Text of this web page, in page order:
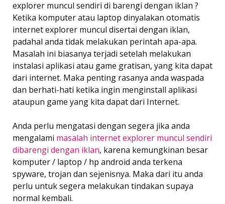
explorer muncul sendiri di barengi dengan iklan ?
Ketika komputer atau laptop dinyalakan otomatis
internet explorer muncul disertai dengan iklan,
padahal anda tidak melakukan perintah apa-apa.
Masalah ini biasanya terjadi setelah melakukan
instalasi aplikasi atau game gratisan, yang kita dapat
dari internet. Maka penting rasanya anda waspada
dan berhati-hati ketika ingin menginstall aplikasi
ataupun game yang kita dapat dari Internet.
Anda perlu mengatasi dengan segera jika anda
mengalami masalah internet explorer muncul sendiri
dibarengi dengan iklan, karena kemungkinan besar
komputer / laptop / hp android anda terkena
spyware, trojan dan sejenisnya. Maka dari itu anda
perlu untuk segera melakukan tindakan supaya
normal kembali.